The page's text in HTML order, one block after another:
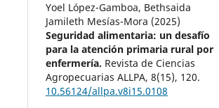
Yoel López-Gamboa, Bethsaida
Jamileth Mesías-Mora (2025)
Seguridad alimentaria: un desafío
para la atención primaria rural por
enfermería. Revista de Ciencias
Agropecuarias ALLPA,8(15), 120.
10.56124/allpa.v8i15.0108